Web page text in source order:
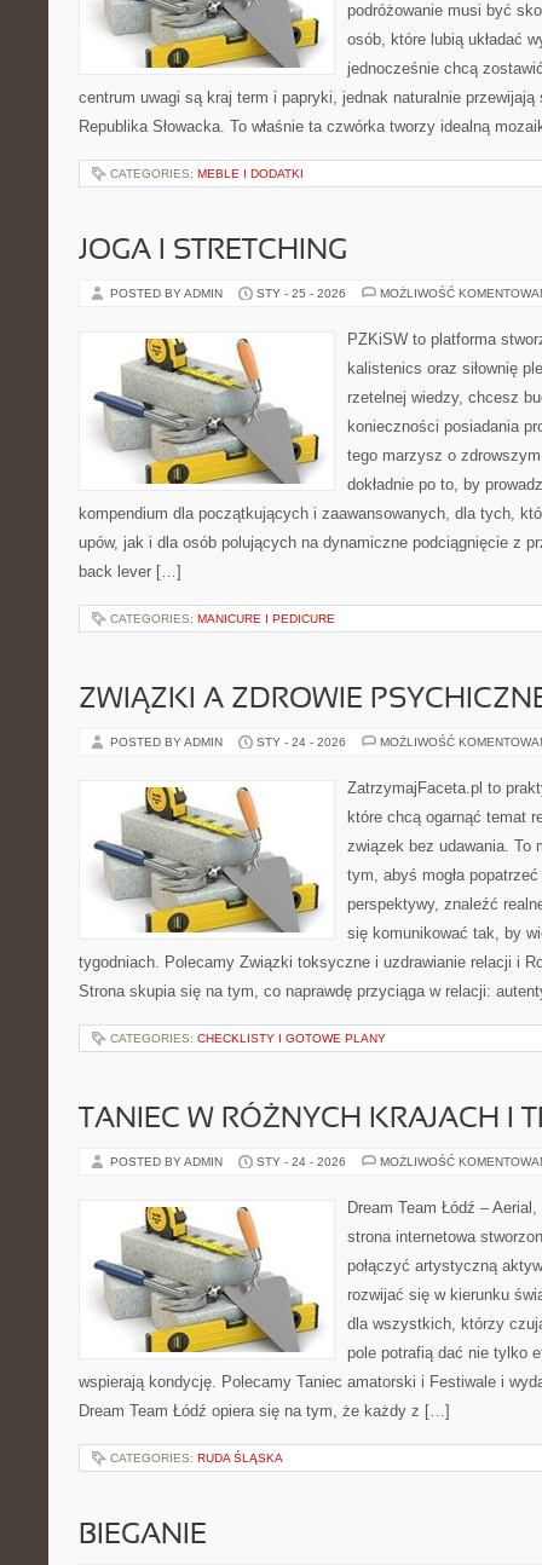
podróżowanie musi być
osób, które lubią układać
jednocześnie chcą
centrum uwagi są kraj term i papryki, jednak naturalnie
Republika Słowacka. To właśnie ta czwórka tworzy idealną
CATEGORIES: MEBLE I DODATKI
JOGA I STRETCHING
POSTED BY ADMIN STY - 25 - 2026 MOŻLIWOŚĆ
PZKiSW to platforma
kalistenics oraz siłownię
rzetelnej wiedzy, chcesz
konieczności posiadania
tego marzysz o
dokładnie po to, by
kompendium dla początkujących i zaawansowanych, dla tych,
upów, jak i dla osób polujących na dynamiczne podciągnięcie z
back lever […]
CATEGORIES: MANICURE I PEDICURE
ZWIĄZKI A ZDROWIE
POSTED BY ADMIN STY - 24 - 2026 MOŻLIWOŚĆ
ZatrzymajFaceta.pl to
które chcą ogarnąć temat
związek bez udawania. To
tym, abyś mogła
perspektywy, znaleźć
się komunikować tak, by
tygodniach. Polecamy Związki toksyczne i uzdrawianie relacji i
Strona skupia się na tym, co naprawdę przyciąga w relacji:
CATEGORIES: CHECKLISTY I GOTOWE PLANY
TANIEC W RÓŻNYCH KRAJACH I
POSTED BY ADMIN STY - 24 - 2026 MOŻLIWOŚĆ
Dream Team Łódź –
strona internetowa
połączyć artystyczną
rozwijać się w kierunku
dla wszystkich, którzy
pole potrafią dać nie tylko
wspierają kondycję. Polecamy Taniec amatorski i Festiwale i
Dream Team Łódź opiera się na tym, że każdy z […]
CATEGORIES: RUDA ŚLĄSKA
BIEGANIE